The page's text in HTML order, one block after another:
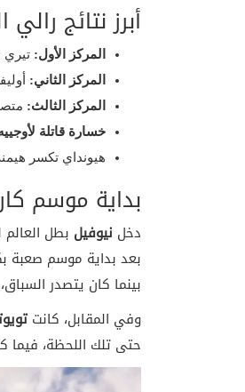
أبرز نتائج رالي
المركز الأول: تيري
المركز الثاني:
المركز الثالث:
خسارة قاتلة
هيونداي تكسر
بداية موسم
دخل نيوفيل بطل العالم لعام 2024 منافسات الجولة
بعد بداية موسم صعبة
بينما كان يتصدر
وفي المقابل، كانت
حتى تلك اللحظة، فيما